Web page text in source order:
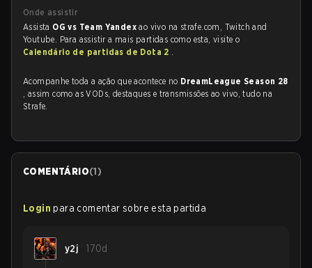
Onde assistir
Assista OG vs Team Yandexao vivo na strafe.com, Twitch and
Youtube. Para assistir a mais partidas como esta, visite o
Calendário de partidas de Dota 2 .
Acompanhe toda a ação que acontece no DreamLeague Season 28
, assim como as VODs, destaques e transmissões ao vivo, tudo na
Strafe.
COMENTÁRIO(1)
Login para comentar sobre esta partida
y2j 170d